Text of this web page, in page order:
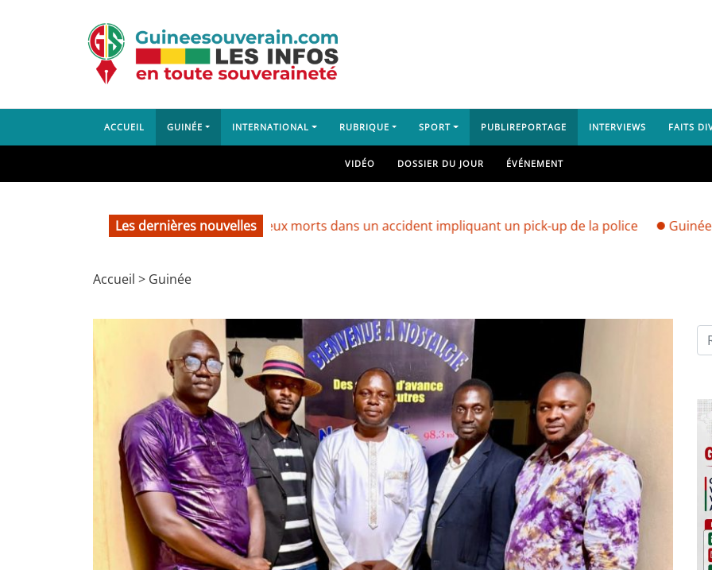
ACCUEIL GUINÉE INTERNATIONAL RUBRIQUE SPORT PUBLIREPORTAGE INTERVIEWS FAITS
VIDÉO DOSSIER DU JOUR ÉVÉNEMENT
Les dernières nouvelles
Lambanyi : deux morts dans un accident impliquant un pick-up de la police Guinée : vers
Accueil > Guinée